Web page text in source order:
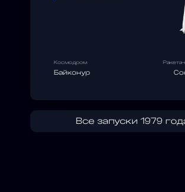
Космодром
Байконур
Все запуски 1979